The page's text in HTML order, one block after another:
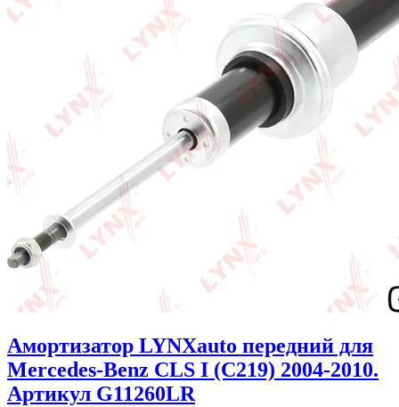
Амортизатор LYNXauto передний для
Mercedes-Benz CLS I (C219) 2004-2010.
Артикул G11260LR